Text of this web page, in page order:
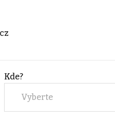
Kde?
Vyberte